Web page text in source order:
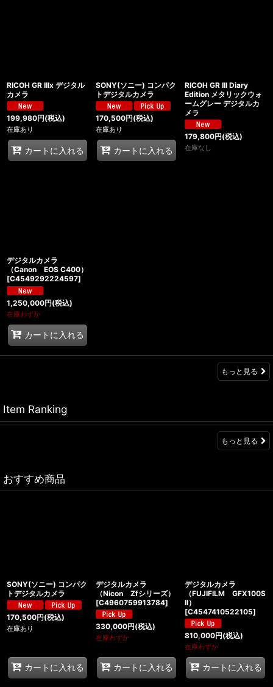
RICOH GR IIIx デジタル
カメラ
199,980円(税込)
在庫あり
カートに入れる
SONY(ソニー) コンパク
トデジタルカメラ
170,500円(税込)
在庫あり
カートに入れる
RICOH GR III Diary
Edition メタリックウォ
ームグレー デジタルカ
メラ
179,800円(税込)
在庫なし
デジタルカメラ
（Canon EOS C400）
[C4549292224597]
1,250,000円(税込)
在庫わずか
カートに入れる
もっと見る
Item Ranking
もっと見る
おすすめ商品
SONY(ソニー) コンパク
トデジタルカメラ
170,500円(税込)
在庫あり
カートに入れる
デジタルカメラ
（Nicon Zfシリーズ）
[C4960759913784]
330,000円(税込)
在庫わずか
カートに入れる
デジタルカメラ
（FUJIFILM GFX100S
II）
[C4547410522105]
810,000円(税込)
在庫わずか
カートに入れる